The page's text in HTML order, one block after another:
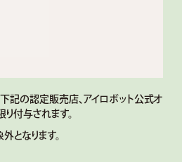
記の認定販売店、アイロボット公式オ
付与されます。
となります。